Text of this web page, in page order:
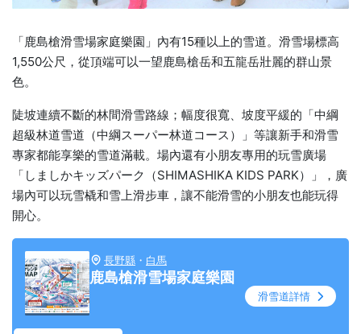
「鹿島槍滑雪場家庭樂園」內有15種以上的雪道。滑雪場標高
1,550公尺，從頂端可以一望鹿島槍岳和五龍岳壯麗的群山景
色。
陡坡連續不斷的林間滑雪路線；幅度很寬、坡度平緩的「中綱
超級林道雪道（中綱スーパー林道コース）」等讓新手和滑雪
專家都能享樂的雪道滿載。場內還有小朋友專用的玩雪廣場
「しましかキッズパーク（SHIMASHIKA KIDS PARK）」，廣
場內可以玩雪橇和雪上滑步車，讓不能滑雪的小朋友也能玩得
開心。
長野縣 ・ 白馬
鹿島槍滑雪場家庭樂園
滑雪道詳情